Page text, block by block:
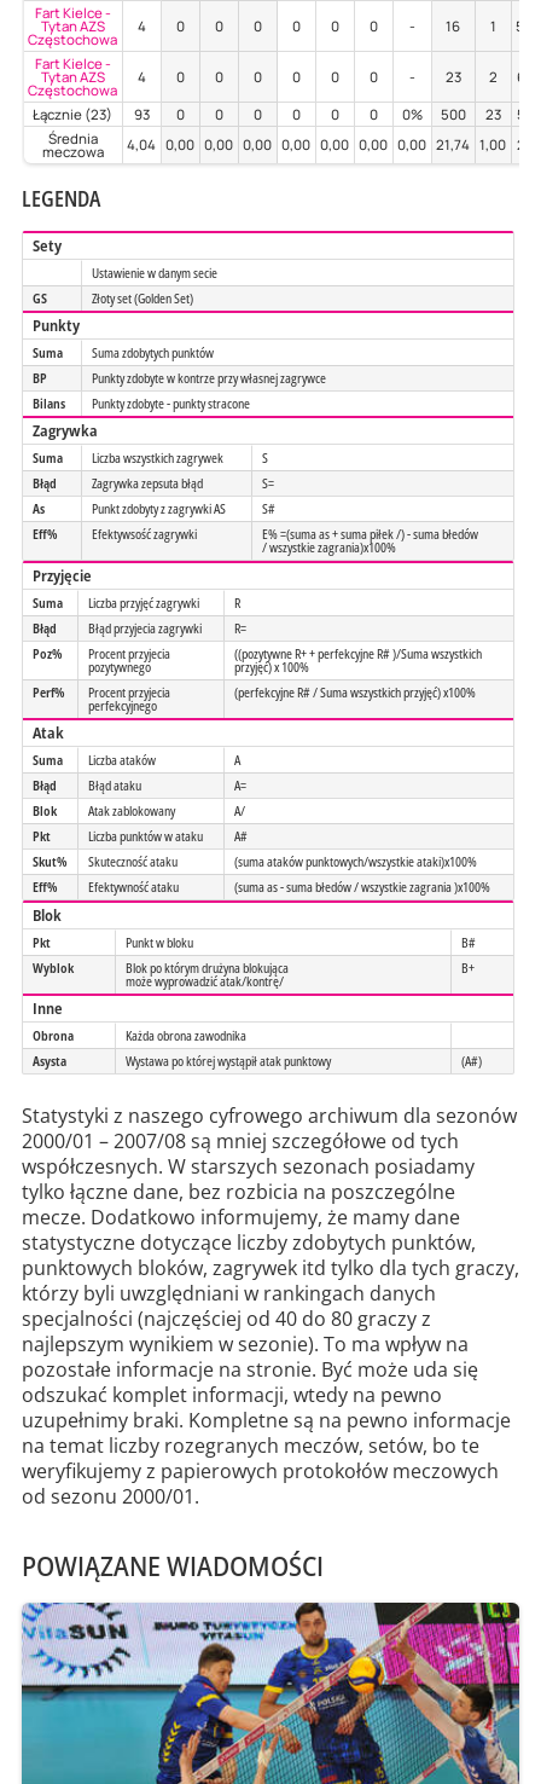
Fart Kielce -
Tytan AZS
Częstochowa
4 0 0 0 0 0 0 - 16 1
Fart Kielce -
Tytan AZS
Częstochowa
4 0 0 0 0 0 0 - 23 2
Łącznie (23) 93 0 0 0 0 0 0 0% 500 23
Średnia
meczowa 4,04 0,00 0,00 0,00 0,00 0,00 0,00 0,00 21,74 1,00
LEGENDA
Sety
Ustawienie w danym secie
GS
Złoty set (Golden Set)
Punkty
Suma
Suma zdobytych punktów
BP
Punkty zdobyte w kontrze przy własnej zagrywce
Bilans
Punkty zdobyte - punkty stracone
Zagrywka
Suma Liczba wszystkich zagrywek
S
Błąd
Zagrywka zepsuta błąd
S=
As
Punkt zdobyty z zagrywki AS
S#
Eff%
Efektywsość zagrywki E% =(suma as + suma piłek /) - suma błedów
/ wszystkie zagrania)x100%
Przyjęcie
Suma Liczba przyjęć zagrywki
R
Błąd
Błąd przyjecia zagrywki
R=
Poz%
Procent przyjecia
pozytywnego
((pozytywne R+ + perfekcyjne R# )/Suma wszystkich
przyjęć) x 100%
Perf%
Procent przyjecia
perfekcyjnego
(perfekcyjne R# / Suma wszystkich przyjęć) x100%
Atak
Suma Liczba ataków
A
Błąd
Błąd ataku
A=
Blok
Atak zablokowany
A/
Pkt
Liczba punktów w ataku
A#
Skut%
Skuteczność ataku
(suma ataków punktowych/wszystkie ataki)x100%
Eff%
Efektywność ataku (suma as - suma błedów / wszystkie zagrania )x100%
Blok
Pkt Punkt w bloku
B#
Wyblok
Blok po którym drużyna blokująca
może wyprowadzić atak/kontrę/
B+
Inne
Obrona
Każda obrona zawodnika
Asysta
Wystawa po której wystąpił atak punktowy (A#)
Statystyki z naszego cyfrowego archiwum dla sezonów
2000/01 – 2007/08 są mniej szczegółowe od tych
współczesnych. W starszych sezonach posiadamy
tylko łączne dane, bez rozbicia na poszczególne
mecze. Dodatkowo informujemy, że mamy dane
statystyczne dotyczące liczby zdobytych punktów,
punktowych bloków, zagrywek itd tylko dla tych graczy,
którzy byli uwzględniani w rankingach danych
specjalności (najczęściej od 40 do 80 graczy z
najlepszym wynikiem w sezonie). To ma wpływ na
pozostałe informacje na stronie. Być może uda się
odszukać komplet informacji, wtedy na pewno
uzupełnimy braki. Kompletne są na pewno informacje
na temat liczby rozegranych meczów, setów, bo te
weryfikujemy z papierowych protokołów meczowych
od sezonu 2000/01.
POWIĄZANE WIADOMOŚCI